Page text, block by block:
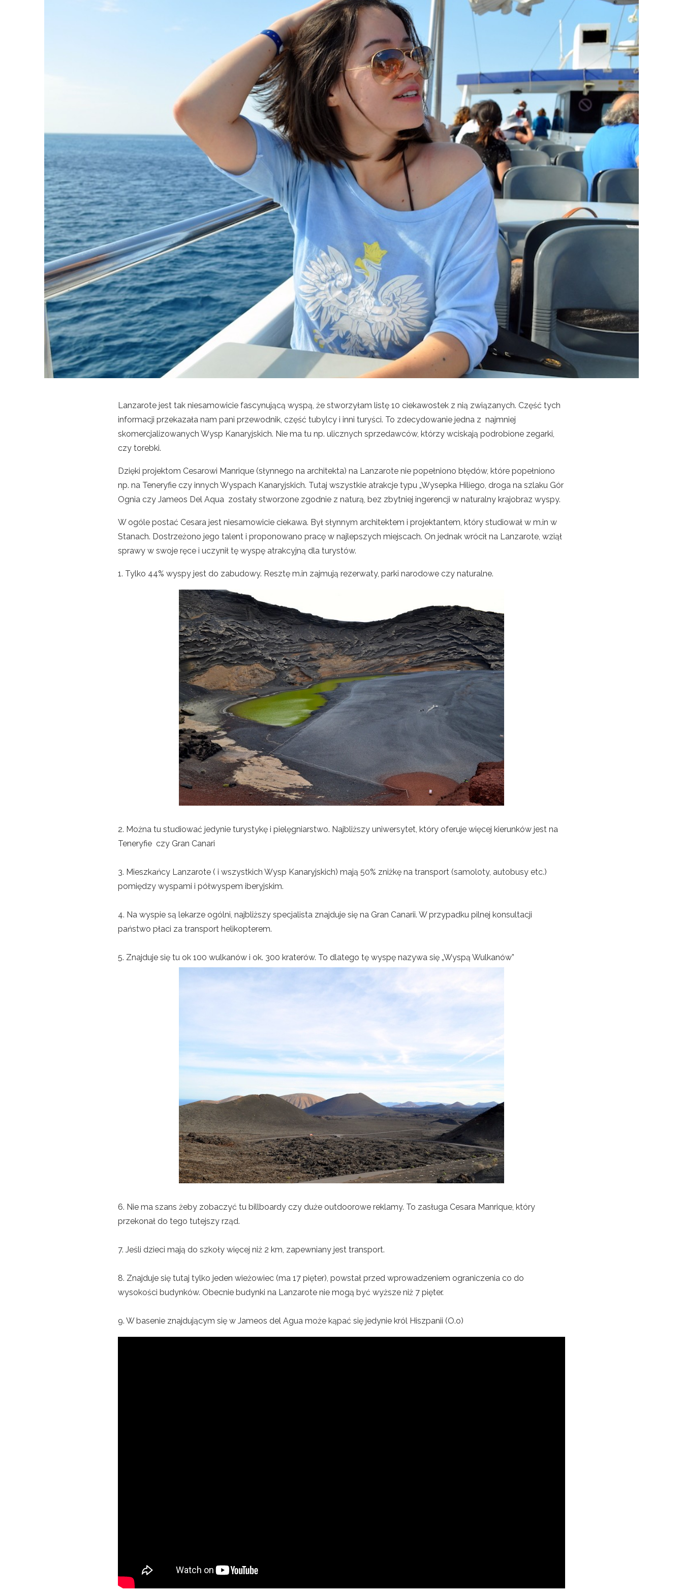
Lanzarote jest tak niesamowicie fascynującą wyspą, że stworzyłam listę 10 ciekawostek z nią związanych. Część tych
informacji przekazała nam pani przewodnik, część tubylcy i inni turyści. To zdecydowanie jedna z najmniej
skomercjalizowanych Wysp Kanaryjskich. Nie ma tu np. ulicznych sprzedawców, którzy wciskają podrobione zegarki,
czy torebki.
Dzięki projektom Cesarowi Manrique (słynnego na architekta) na Lanzarote nie popełniono błędów, które popełniono
np. na Teneryfie czy innych Wyspach Kanaryjskich. Tutaj wszystkie atrakcje typu „Wysepka Hiliego, droga na szlaku Gór
Ognia czy Jameos Del Aqua zostały stworzone zgodnie z naturą, bez zbytniej ingerencji w naturalny krajobraz wyspy.
W ogóle postać Cesara jest niesamowicie ciekawa. Był słynnym architektem i projektantem, który studiował w m.in w
Stanach. Dostrzeżono jego talent i proponowano pracę w najlepszych miejscach. On jednak wrócił na Lanzarote, wziął
sprawy w swoje ręce i uczynił tę wyspę atrakcyjną dla turystów.
1. Tylko 44% wyspy jest do zabudowy. Resztę m.in zajmują rezerwaty, parki narodowe czy naturalne.
2. Można tu studiować jedynie turystykę i pielęgniarstwo. Najbliższy uniwersytet, który oferuje więcej kierunków jest na
Teneryfie czy Gran Canari
3. Mieszkańcy Lanzarote ( i wszystkich Wysp Kanaryjskich) mają 50% zniżkę na transport (samoloty, autobusy etc.)
pomiędzy wyspami i półwyspem iberyjskim.
4. Na wyspie są lekarze ogólni, najbliższy specjalista znajduje się na Gran Canarii. W przypadku pilnej konsultacji
państwo płaci za transport helikopterem.
5. Znajduje się tu ok 100 wulkanów i ok. 300 kraterów. To dlatego tę wyspę nazywa się „Wyspą Wulkanów”
6. Nie ma szans żeby zobaczyć tu billboardy czy duże outdoorowe reklamy. To zasługa Cesara Manrique, który
przekonał do tego tutejszy rząd.
7. Jeśli dzieci mają do szkoły więcej niż 2 km, zapewniany jest transport.
8. Znajduje się tutaj tylko jeden wieżowiec (ma 17 pięter), powstał przed wprowadzeniem ograniczenia co do
wysokości budynków. Obecnie budynki na Lanzarote nie mogą być wyższe niż 7 pięter.
9. W basenie znajdującym się w Jameos del Agua może kąpać się jedynie król Hiszpanii (O.o)